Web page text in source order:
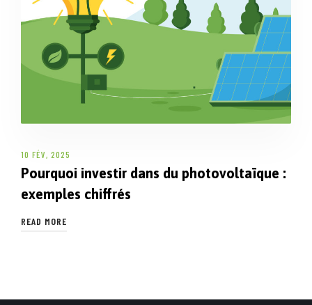
10 FÉV, 2025
Pourquoi investir dans du photovoltaïque :
exemples chiffrés
READ MORE